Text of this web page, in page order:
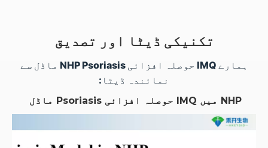
تکنیکی ڈیٹا اور تصدیق
ہمارے IMQ حوصلہ افزائی NHP Psoriasis ماڈل سے
نمائندہ ڈیٹا:
NHP میں IMQ حوصلہ افزائی Psoriasis ماڈل